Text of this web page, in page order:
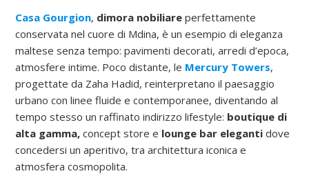
Casa Gourgion, dimora nobiliare perfettamente
conservata nel cuore di Mdina, è un esempio di eleganza
maltese senza tempo: pavimenti decorati, arredi d’epoca,
atmosfere intime. Poco distante, le Mercury Towers,
progettate da Zaha Hadid, reinterpretano il paesaggio
urbano con linee fluide e contemporanee, diventando al
tempo stesso un raffinato indirizzo lifestyle: boutique di
alta gamma, concept store e lounge bar eleganti dove
concedersi un aperitivo, tra architettura iconica e
atmosfera cosmopolita.